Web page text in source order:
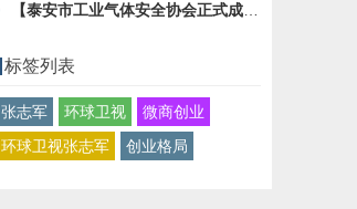
【泰安市工业气体安全协会正式成立】 开启行业规范发展新征程
标签列表
张志军 环球卫视
微商创业
环球卫视张志军
创业格局